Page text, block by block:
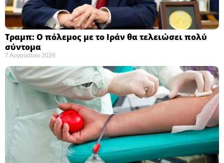
Τραμπ: Ο πόλεμος με το Ιράν θα τελειώσει πολύ
σύντομα ​
7 Αυγούστου 2026